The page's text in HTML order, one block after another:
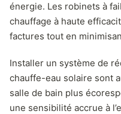
énergie. Les robinets à
chauffage à haute
factures tout en
Installer un système de
chauffe-eau solaire sont
salle de bain plus
une sensibilité accrue à